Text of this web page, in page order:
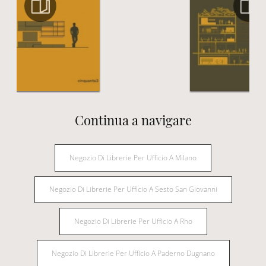
Continua a navigare
Negozio Di Librerie Per Ufficio A Milano
Negozio Di Librerie Per Ufficio A Sesto San Giovanni
Negozio Di Librerie Per Ufficio A Rho
Negozio Di Librerie Per Ufficio A Paderno Dugnano